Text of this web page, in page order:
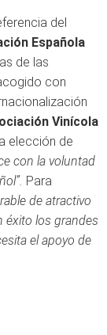
del
Española
de las
con
Vinícola
elección de
con la voluntad
Para
de atractivo
éxito los grandes
el apoyo de